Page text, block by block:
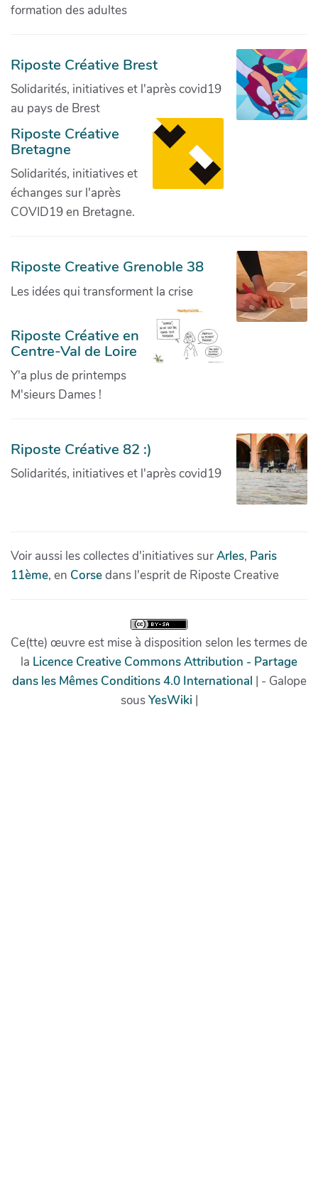
formation des adultes
Riposte Créative Brest
Solidarités, initiatives et l'après covid19
au pays de Brest
Riposte Créative
Bretagne
Solidarités, initiatives et
échanges sur l'après
COVID19 en Bretagne.
Riposte Creative Grenoble 38
Les idées qui transforment la crise
Riposte Créative en
Centre-Val de Loire
Y'a plus de printemps
M'sieurs Dames !
Riposte Créative 82 :)
Solidarités, initiatives et l'après covid19
Voir aussi les collectes d'initiatives surArles, Paris
11ème, en Corsedans l'esprit de Riposte Creative
Ce(tte) œuvre est mise à disposition selon les termes de
la Licence Creative Commons Attribution - Partage
dans les Mêmes Conditions 4.0 International | - Galope
sousYesWiki |